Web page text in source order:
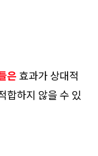
은 효과가 상대적
합하지 않을 수 있